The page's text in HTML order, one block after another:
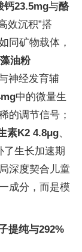
钙23.5mg与酪
效沉积”搭
同矿物载体，
油粉
神经发育辅
中的微量生
的调节信号；
素K2 4.8μg、
了生长加速期
深度契合儿童
成分，而是模
提纯与292%